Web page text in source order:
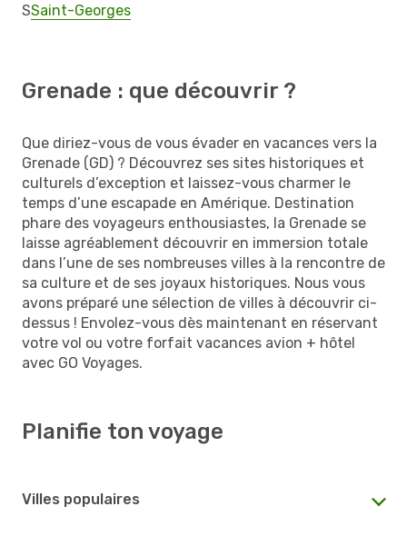
SSaint-Georges
Grenade : que découvrir ?
Que diriez-vous de vous évader en vacances vers la
Grenade (GD) ? Découvrez ses sites historiques et
culturels d’exception et laissez-vous charmer le
temps d’une escapade en Amérique. Destination
phare des voyageurs enthousiastes, la Grenade se
laisse agréablement découvrir en immersion totale
dans l’une de ses nombreuses villes à la rencontre de
sa culture et de ses joyaux historiques. Nous vous
avons préparé une sélection de villes à découvrir ci-
dessus ! Envolez-vous dès maintenant en réservant
votre vol ou votre forfait vacances avion + hôtel
avec GO Voyages.
Planifie ton voyage
Villes populaires